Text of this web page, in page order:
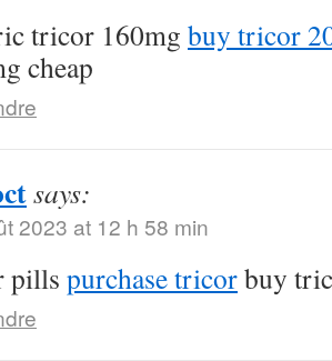
tricor 160mg buy tricor
cheap
says:
2023 at 12 h 58 min
pills purchase tricorbuy